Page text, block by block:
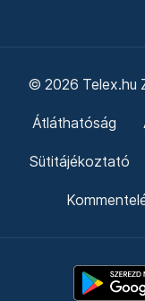
© 2026 Telex.hu
Átláthatóság
Sütitájékoztató